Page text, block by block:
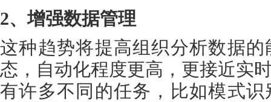
2、增强数据管理
这种趋势将提高组织分析数据
态，自动化程度更高，更接近实
有许多不同的任务，比如模式